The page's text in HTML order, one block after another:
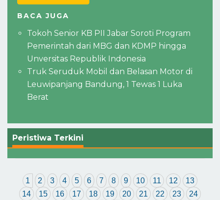
BACA JUGA
Tokoh Senior KB PII Jabar Soroti Program
Pemerintah dari MBG dan KDMP hingga
Unversitas Republik Indonesia
Truk Seruduk Mobil dan Belasan Motor di
Leuwipanjang Bandung, 1 Tewas 1 Luka
Berat
Peristiwa Terkini
1 2 3 4 5 6 7 8 9 10 11 12
13
14
15 16 17 18 19 20 21 22 23
24